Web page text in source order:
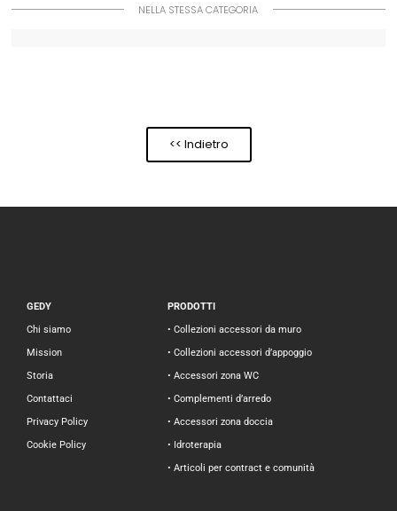
NELLA STESSA CATEGORIA
<< Indietro
GEDY
Chi siamo
Mission
Storia
Contattaci
Privacy Policy
Cookie Policy
PRODOTTI
• Collezioni accessori da muro
• Collezioni accessori d’appoggio
• Accessori zona WC
• Complementi d’arredo
• Accessori zona doccia
• Idroterapia
• Articoli per contract e comunità